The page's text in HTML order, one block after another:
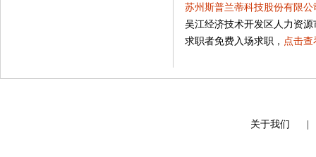
苏州斯普兰蒂科技股份有限公
吴江经济技术开发区人力资
求职者免费入场求职， 点击查
关于我们